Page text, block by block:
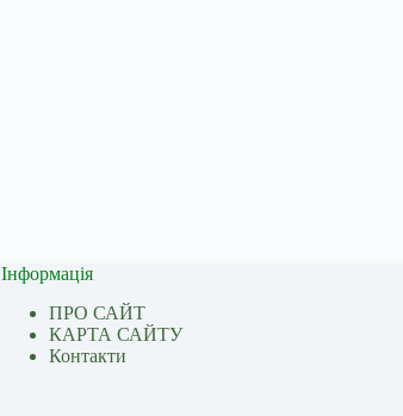
Інформація
ПРО САЙТ
КАРТА САЙТУ
Контакти